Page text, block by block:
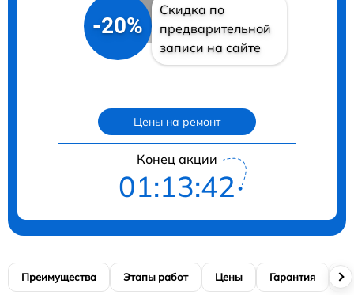
-20%
Скидка по
предварительной
записи на сайте
Цены на ремонт
Конец акции
01:13:41
Преимущества Этапы работ Цены Гарантия